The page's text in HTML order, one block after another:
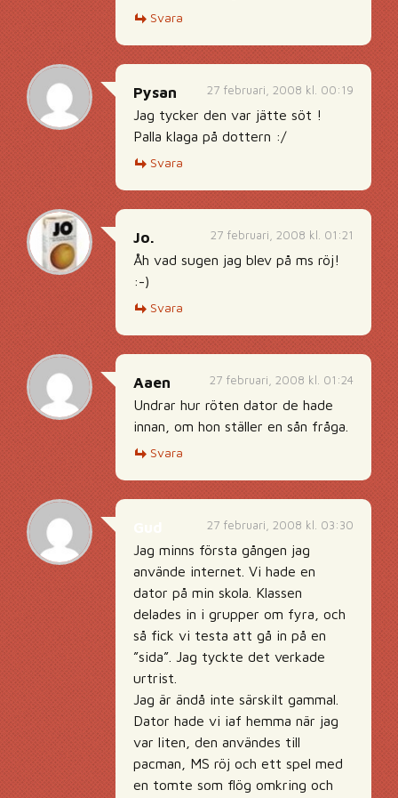
Svara
27 februari, 2008 kl. 00:19
Pysan
Jag tycker den var jätte söt !
Palla klaga på dottern :/
Svara
27 februari, 2008 kl. 01:21
Jo.
Åh vad sugen jag blev på ms röj!
:-)
Svara
27 februari, 2008 kl. 01:24
Aaen
Undrar hur röten dator de hade
innan, om hon ställer en sån fråga.
Svara
27 februari, 2008 kl. 03:30
Jag minns första gången jag
använde internet. Vi hade en
dator på min skola. Klassen
delades in i grupper om fyra, och
så fick vi testa att gå in på en
”sida”. Jag tyckte det verkade
urtrist.
Jag är ändå inte särskilt gammal.
Dator hade vi iaf hemma när jag
var liten, den användes till
pacman, MS röj och ett spel med
en tomte som flög omkring och